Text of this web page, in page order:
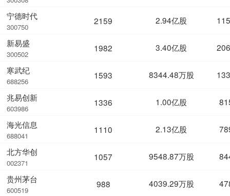
宁德时代
300750
新易盛
300502
寒武纪
688256
兆易创新
603986
海光信息
688041
北方华创
002371
贵州茅台
600519
2159 2.94亿股
1982 3.40亿股
1593 8344.48万股
1336 1.00亿股
1110 2.13亿股
1057 9548.87万股
988 4039.29万股